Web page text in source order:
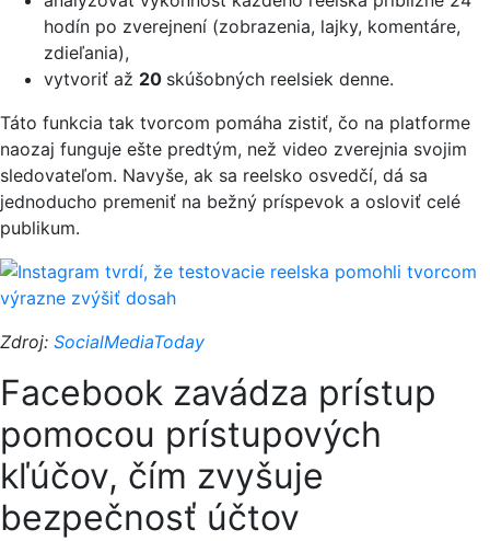
hodín po zverejnení (zobrazenia, lajky, komentáre,
zdieľania),
vytvoriť až 20 skúšobných reelsiek denne.
Táto funkcia tak tvorcom pomáha zistiť, čo na platforme
naozaj funguje ešte predtým, než video zverejnia svojim
sledovateľom. Navyše, ak sa reelsko osvedčí, dá sa
jednoducho premeniť na bežný príspevok a osloviť celé
publikum.
Zdroj: SocialMediaToday
Facebook zavádza prístup
pomocou prístupových
kľúčov, čím zvyšuje
bezpečnosť účtov